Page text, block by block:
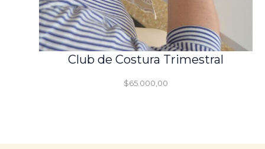
Club de Costura Trimestral
$65.000,00